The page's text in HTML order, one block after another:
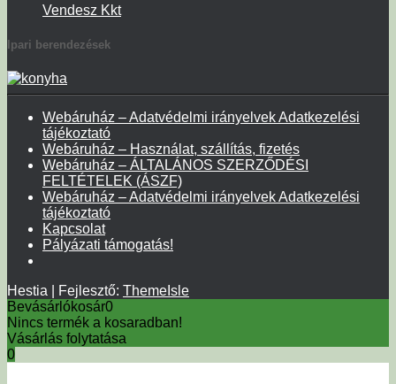
Vendesz Kkt
Ipari berendezések
Webáruház – Adatvédelmi irányelvek Adatkezelési
tájékoztató
Webáruház – Használat, szállítás, fizetés
Webáruház – ÁLTALÁNOS SZERZŐDÉSI
FELTÉTELEK (ÁSZF)
Webáruház – Adatvédelmi irányelvek Adatkezelési
tájékoztató
Kapcsolat
Pályázati támogatás!
Hestia | Fejlesztő: ThemeIsle
Bevásárlókosár0
Nincs termék a kosaradban!
Vásárlás folytatása
0